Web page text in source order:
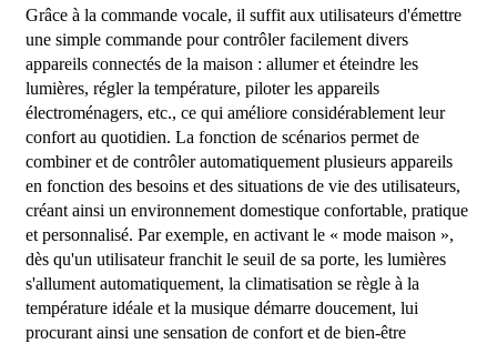
Grâce à la commande vocale, il suffit aux utilisateurs d'émettre
une simple commande pour contrôler facilement divers
appareils connectés de la maison : allumer et éteindre les
lumières, régler la température, piloter les appareils
électroménagers, etc., ce qui améliore considérablement leur
confort au quotidien. La fonction de scénarios permet de
combiner et de contrôler automatiquement plusieurs appareils
en fonction des besoins et des situations de vie des utilisateurs,
créant ainsi un environnement domestique confortable, pratique
et personnalisé. Par exemple, en activant le « mode maison »,
dès qu'un utilisateur franchit le seuil de sa porte, les lumières
s'allument automatiquement, la climatisation se règle à la
température idéale et la musique démarre doucement, lui
procurant ainsi une sensation de confort et de bien-être